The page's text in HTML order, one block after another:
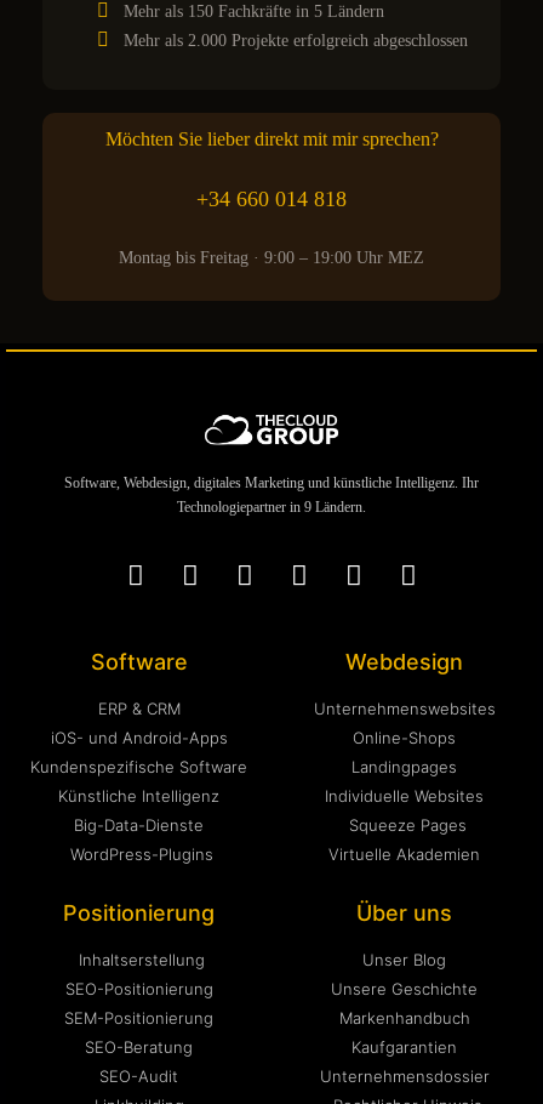
Mehr als 150 Fachkräfte in 5 Ländern
Mehr als 2.000 Projekte erfolgreich abgeschlossen
Möchten Sie lieber direkt mit mir sprechen?
+34 660 014 818
Montag bis Freitag · 9:00 – 19:00 Uhr MEZ
Software, Webdesign, digitales Marketing und künstliche Intelligenz. Ihr
Technologiepartner in 9 Ländern.
Software
ERP & CRM
iOS- und Android-Apps
Kundenspezifische Software
Künstliche Intelligenz
Big-Data-Dienste
WordPress-Plugins
Webdesign
Unternehmenswebsites
Online-Shops
Landingpages
Individuelle Websites
Squeeze Pages
Virtuelle Akademien
Positionierung
Inhaltserstellung
SEO-Positionierung
SEM-Positionierung
SEO-Beratung
SEO-Audit
Über uns
Unser Blog
Unsere Geschichte
Markenhandbuch
Kaufgarantien
Unternehmensdossier